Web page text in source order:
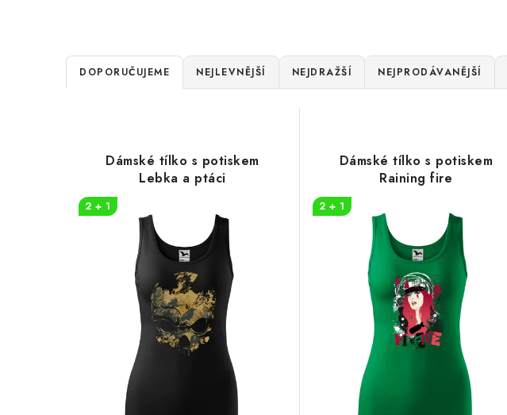
Ř
a
DOPORUČUJEME NEJLEVNĚJŠÍ NEJDRAŽŠÍ NEJPRODÁVANĚJŠÍ
Dámské tílko s potiskem
Lebka a ptáci
2 + 1
Dámské tílko s potiskem
Raining fire
2 + 1